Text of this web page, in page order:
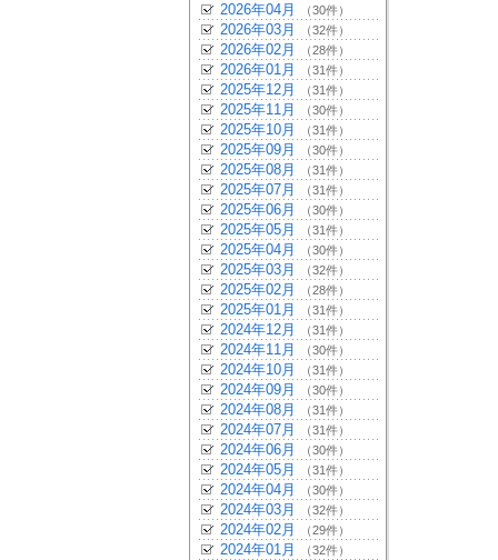
2026年04月 （30件）
2026年03月 （32件）
2026年02月 （28件）
2026年01月 （31件）
2025年12月 （31件）
2025年11月 （30件）
2025年10月 （31件）
2025年09月 （30件）
2025年08月 （31件）
2025年07月 （31件）
2025年06月 （30件）
2025年05月 （31件）
2025年04月 （30件）
2025年03月 （32件）
2025年02月 （28件）
2025年01月 （31件）
2024年12月 （31件）
2024年11月 （30件）
2024年10月 （31件）
2024年09月 （30件）
2024年08月 （31件）
2024年07月 （31件）
2024年06月 （30件）
2024年05月 （31件）
2024年04月 （30件）
2024年03月 （32件）
2024年02月 （29件）
2024年01月 （32件）